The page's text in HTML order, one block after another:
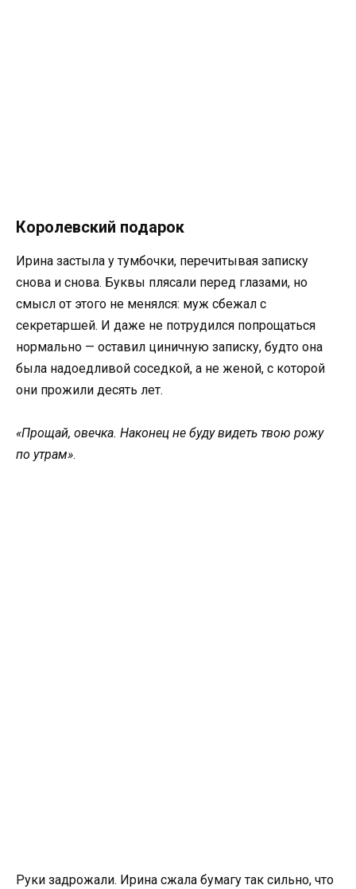
Королевский подарок
Ирина застыла у тумбочки, перечитывая записку
снова и снова. Буквы плясали перед глазами, но
смысл от этого не менялся: муж сбежал с
секретаршей. И даже не потрудился попрощаться
нормально — оставил циничную записку, будто она
была надоедливой соседкой, а не женой, с которой
они прожили десять лет.
«Прощай, овечка. Наконец не буду видеть твою рожу
по утрам».
Руки задрожали. Ирина сжала бумагу так сильно, что